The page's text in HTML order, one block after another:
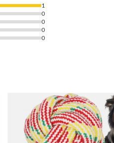
1
0
0
0
0